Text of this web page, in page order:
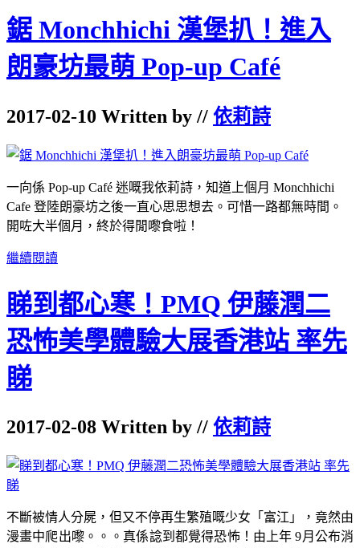
鋸 Monchhichi 漢堡扒！進入
朗豪坊最萌 Pop-up Café
2017-02-10 Written by // 依莉詩
一向係 Pop-up Café 迷嘅我依莉詩，知道上個月 Monchhichi
Cafe 登陸朗豪坊之後一直心思思想去。可惜一路都無時間。
開咗大半個月，終於得閒嚟食啦！
繼續閱讀
睇到都心寒！PMQ 伊藤潤二
恐怖美學體驗大展香港站 率先
睇
2017-02-08 Written by // 依莉詩
不斷被情人分屍， 但又不停再生繁殖嘅少女「富江」，竟然由
漫畫中爬出嚟。。。真係諗到都覺得恐怖！由上年 9月公布消